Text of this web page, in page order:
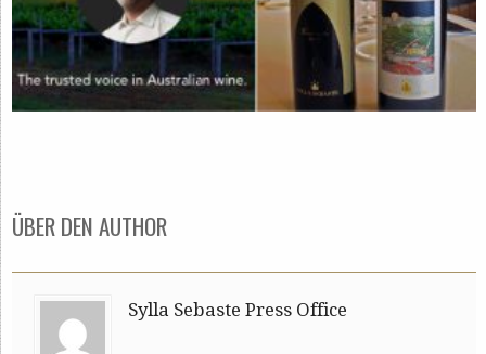
ÜBER DEN AUTHOR
Sylla Sebaste Press Office